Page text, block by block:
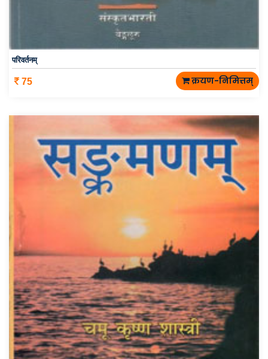
परिवर्तनम्
75 क्रयण-निमित्तम्